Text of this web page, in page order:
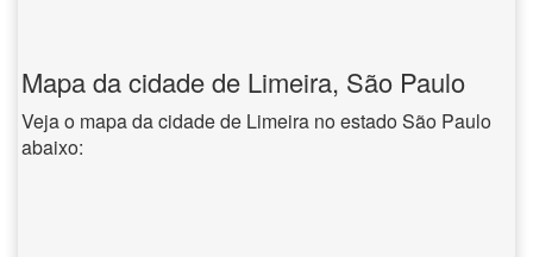
Mapa da cidade de Limeira, São Paulo
Veja o mapa da cidade de Limeira no estado São Paulo
abaixo: